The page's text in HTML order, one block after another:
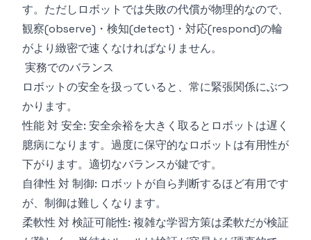
す。ただしロボットでは失敗の代償が物理的なので、
観察(observe)・検知(detect)・対応(respond)の輪
がより緻密で速くなければなりません。
実務でのバランス
ロボットの安全を扱っていると、常に緊張関係にぶつ
かります。
性能 対 安全: 安全余裕を大きく取るとロボットは遅く
臆病になります。過度に保守的なロボットは有用性が
下がります。適切なバランスが鍵です。
自律性 対 制御: ロボットが自ら判断するほど有用です
が、制御は難しくなります。
柔軟性 対 検証可能性: 複雑な学習方策は柔軟だが検証